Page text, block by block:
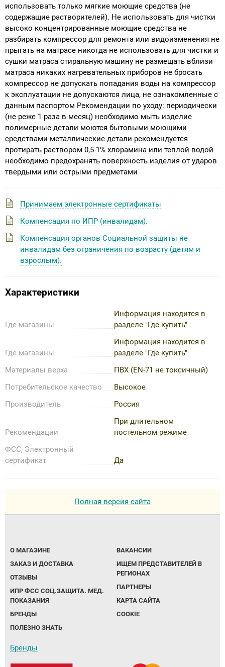
использовать только мягкие моющие средства (не
содержащие растворителей). Не использовать для чистки
высоко концентрированные моющие средства не
разбирать компрессор для ремонта или видоизменения не
прыгать на матрасе никогда не использовать для чистки и
сушки матраса стиральную машину не размещать вблизи
матраса никаких нагревательных приборов не бросать
компрессор не допускать попадания воды на компрессор
к эксплуатации не допускаются лица, не ознакомленные с
данным паспортом Рекомендации по уходу: периодически
(не реже 1 раза в месяц) необходимо мыть изделие
полимерные детали моются бытовыми моющими
средствами металлические детали рекомендуется
протирать раствором 0,5-1% хлорамина или теплой водой
необходимо предохранять поверхность изделия от ударов
твердыми или острыми предметами
Принимаем электронные сертификаты
Компенсация по ИПР (инвалидам).
Компенсация органов Социальной защиты не
инвалидам без ограничения по возрасту (детям и
взрослым).
Характеристики
Где магазины
Информация находится в
разделе "Где купить"
Где магазины
Информация находится в
разделе "Где купить"
Материалы верха
ПВХ (EN-71 не токсичный)
Потребительское качество
Высокое
Производитель
Россия
Рекомендации
При длительном
постельном режиме
ФСС, Электронный
сертификат
Да
Полная версия сайта
О МАГАЗИНЕ
ЗАКАЗ И ДОСТАВКА
ОТЗЫВЫ
ИПР ФСС СОЦ.ЗАЩИТА. МЕД.
ПОКАЗАНИЯ
БРЕНДЫ
ПОЛЕЗНО ЗНАТЬ
ВАКАНСИИ
ИЩЕМ ПРЕДСТАВИТЕЛЕЙ В
РЕГИОНАХ
ПАРТНЕРЫ
КАРТА САЙТА
COOKIE
Бренды